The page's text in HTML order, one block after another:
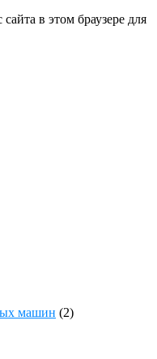
в этом браузере для
машин (2)